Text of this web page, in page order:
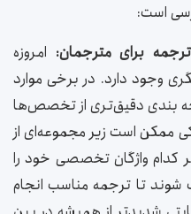
برای مترجمان: امروزه
وجود دارد. در برخی موارد
بندی دقیق‌تری از تخصص‌ها
ممکن است زیر مجموعه‌ای از
کدام واژگان تخصصی خود را
شوند تا ترجمه مناسب انجام